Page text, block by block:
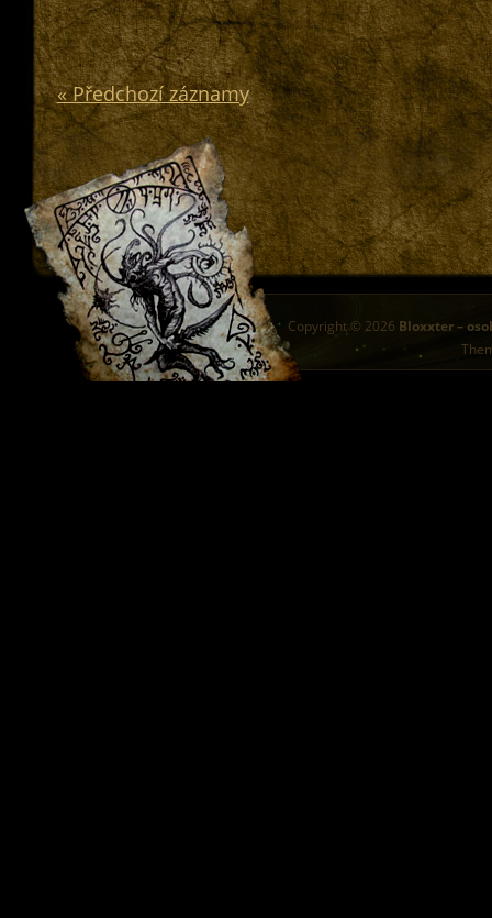
« Předchozí záznamy
Copyright © 2026 Bloxxter –